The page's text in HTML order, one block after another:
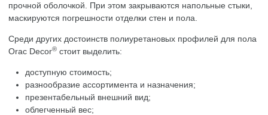
прочной оболочкой. При этом закрываются напольные стыки,
маскируются погрешности отделки стен и пола.
Среди других достоинств полиуретановых профилей для пола
Orac Decor® стоит выделить:
доступную стоимость;
разнообразие ассортимента и назначения;
презентабельный внешний вид;
облегченный вес;